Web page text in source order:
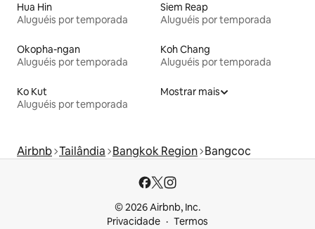
Hua Hin
Aluguéis por temporada
Siem Reap
Aluguéis por temporada
Okopha-ngan
Aluguéis por temporada
Koh Chang
Aluguéis por temporada
Ko Kut
Aluguéis por temporada
Mostrar mais
Airbnb Tailândia Bangkok Region Bangcoc
© 2026 Airbnb, Inc.
Privacidade
Termos